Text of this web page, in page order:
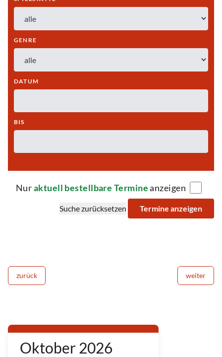
GENRE
DATUM
BIS
Nuraktuell bestellbare Termineanzeigen
Suche zurücksetzen Termine anzeigen
zurück weiter
Oktober 2026